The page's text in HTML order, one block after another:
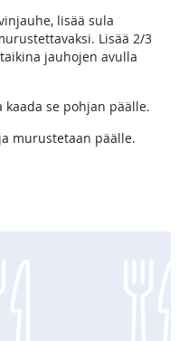
lisää sula
Lisää 2/3
jauhojen avulla
kaada se pohjan päälle.
murustetaan päälle.